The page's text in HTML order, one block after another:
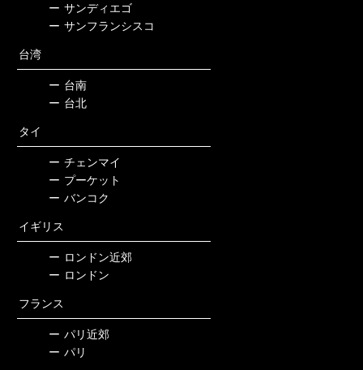
ー サンディエゴ
ー サンフランシスコ
台湾
ー 台南
ー 台北
タイ
ー チェンマイ
ー プーケット
ー バンコク
イギリス
ー ロンドン近郊
ー ロンドン
フランス
ー パリ近郊
ー パリ